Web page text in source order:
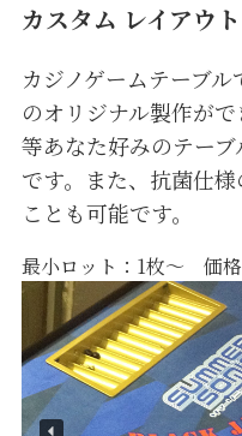
カスタム レイアウト
カジノゲームテーブ
のオリジナル製作が
等あなた好みのテー
です。また、抗菌仕
ことも可能です。
最小ロット：1枚～ 価格